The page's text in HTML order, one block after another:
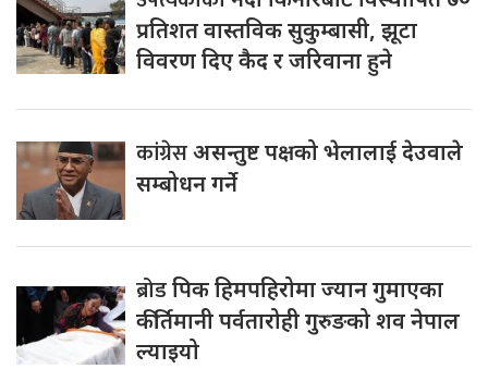
प्रतिशत वास्तविक सुकुम्बासी, झूटा
विवरण दिए कैद र जरिवाना हुने
कांग्रेसअसन्तुष्ट पक्षको भेलालाई देउवाले
सम्बोधन गर्ने
ब्रोडपिक हिमपहिरोमा ज्यान गुमाएका
कीर्तिमानी पर्वतारोही गुरुङको शव नेपाल
ल्याइयो